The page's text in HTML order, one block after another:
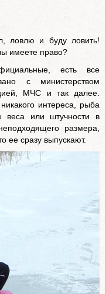
ловлю и буду ловить!
имеете право?
есть все
с министерством
МЧС и так далее.
интереса, рыба
веса или штучности в
размера,
ее сразу выпускают.